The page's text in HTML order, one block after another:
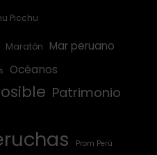
Picchu
Maratón Mar peruano
Océanos
Patrimonio
Prom Perú